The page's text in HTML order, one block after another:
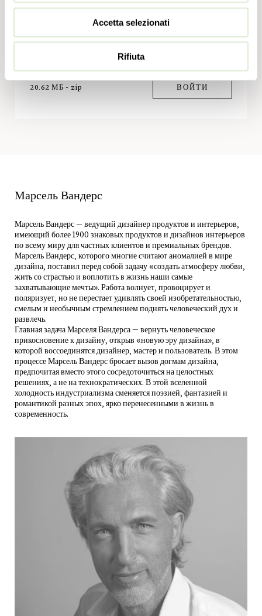
Accetta selezionati
Rifiuta
20.62 МБ - zip ВОЙТИ
Марсель Вандерс
Марсель Вандерс — ведущий дизайнер продуктов и интерьеров,
имеющий более 1900 знаковых продуктов и дизайнов интерьеров
по всему миру для частных клиентов и премиальных брендов.
Марсель Вандерс, которого многие считают аномалией в мире
дизайна, поставил перед собой задачу «создать атмосферу любви,
жить со страстью и воплотить в жизнь наши самые
захватывающие мечты». Работа волнует, провоцирует и
поляризует, но не перестает удивлять своей изобретательностью,
смелым и необычным стремлением поднять человеческий дух и
развлечь.
Главная задача Марселя Вандерса — вернуть человеческое
прикосновение к дизайну, открыв «новую эру дизайна», в
которой воссоединятся дизайнер, мастер и пользователь. В этом
процессе Марсель Вандерс бросает вызов догмам дизайна,
предпочитая вместо этого сосредоточиться на целостных
решениях, а не на технократических. В этой вселенной
холодность индустриализма сменяется поэзией, фантазией и
романтикой разных эпох, ярко перенесенными в жизнь в
современность.